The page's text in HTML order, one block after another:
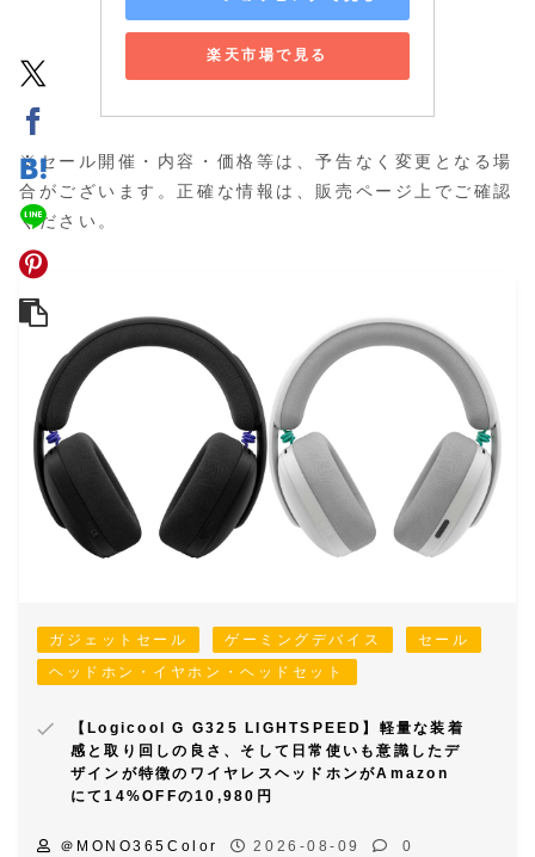
楽天市場で見る
※セール開催・内容・価格等は、予告なく変更となる場
合がございます。正確な情報は、販売ページ上でご確認
ください。
ガジェットセール ゲーミングデバイス
セール
ヘッドホン・イヤホン・ヘッドセット
【Logicool G G325 LIGHTSPEED】軽量な装着
感と取り回しの良さ、そして日常使いも意識したデ
ザインが特徴のワイヤレスヘッドホンがAmazon
にて14%OFFの10,980円
＠MONO365Color 2026-08-09 0